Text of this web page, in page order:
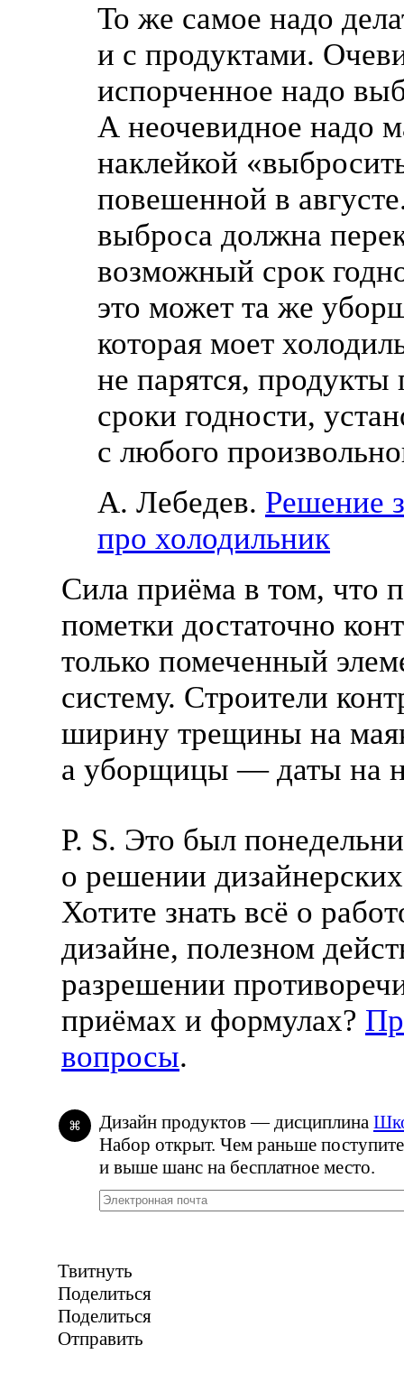
То же самое надо
и с продуктами.
испорченное надо
А неочевидное надо
наклейкой
повешенной в
выброса должна
возможный срок
это может та же
которая моет
не парятся, продукты
сроки годности,
с любого
А. Лебедев. Решение
про холодильник
Сила приёма в том, что
пометки достаточно
только помеченный
систему. Строители
ширину трещины на
а уборщицы — даты на
P. S. Это был
о решении
Хотите знать всё о
дизайне, полезном
разрешении
приёмах и формулах?
вопросы.
⌘ Дизайн продуктов — дисциплина
Набор открыт. Чем раньше
и выше шанс на бесплатное место.
Твитнуть
Поделиться
Поделиться
Отправить